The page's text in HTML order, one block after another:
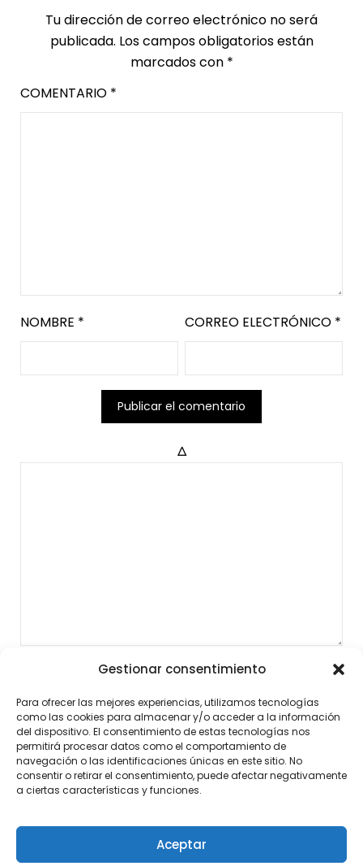
Tu dirección de correo electrónico no será
publicada. Los campos obligatorios están
marcados con *
COMENTARIO *
NOMBRE * CORREO ELECTRÓNICO *
Δ
©2026 Noticias al Momento| Diseño:Tema de
Gestionar consentimiento
Para ofrecer las mejores experiencias, utilizamos tecnologías
como las cookies para almacenar y/o acceder a la información
del dispositivo. El consentimiento de estas tecnologías nos
permitirá procesar datos como el comportamiento de
navegación o las identificaciones únicas en este sitio. No
consentir o retirar el consentimiento, puede afectar negativamente
a ciertas características y funciones.
Aceptar